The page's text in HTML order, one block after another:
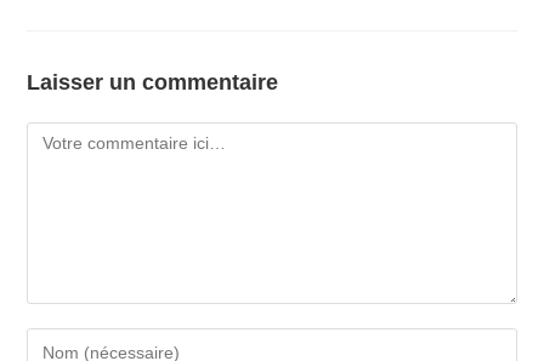
Laisser un commentaire
Comment